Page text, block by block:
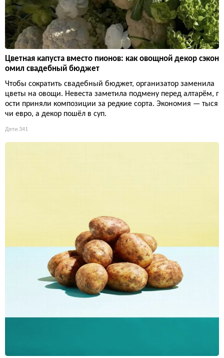
Цветная капуста вместо пионов: как овощной декор сэкон
омил свадебный бюджет
Чтобы сократить свадебный бюджет, организатор заменила
цветы на овощи. Невеста заметила подмену перед алтарём, г
ости приняли композиции за редкие сорта. Экономия — тыся
чи евро, а декор пошёл в суп.
Дети 341